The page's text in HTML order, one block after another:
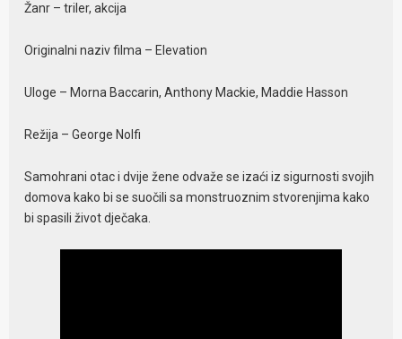
Žanr – triler, akcija
Originalni naziv filma – Elevation
Uloge – Morna Baccarin, Anthony Mackie, Maddie Hasson
Režija – George Nolfi
Samohrani otac i dvije žene odvaže se izaći iz sigurnosti svojih
domova kako bi se suočili sa monstruoznim stvorenjima kako
bi spasili život dječaka.